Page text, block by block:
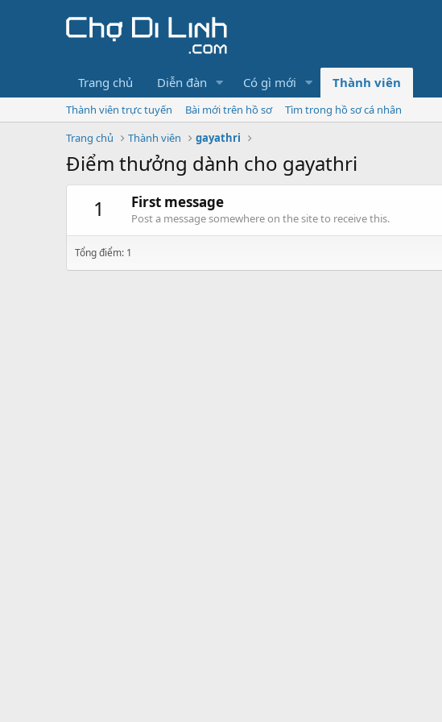
Trang chủ Diễn đàn Có gì mới Thành viên
Thành viên trực tuyến Bài mới trên hồ sơ
Tìm trong hồ sơ cá nhân
Trang chủ
Thành viên gayathri
Điểm thưởng dành cho gayathri
1
First message
Post a message somewhere on the site to receive this.
Tổng điểm: 1